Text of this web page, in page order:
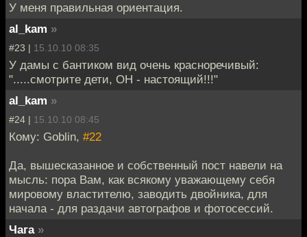
У меня правильная ориентация.
al_kam »
#23 | 15.10.10 08:35
У дамы с бантиком вид очень красноречивый:
".....смотрите дети, ОН - настоящий!!!"
al_kam »
#24 | 15.10.10 08:45
Кому: Goblin, #22
Да, вышесказанное и собственный пост навели на
мысль: пора Вам, как всякому уважающему себя
мировому властителю, заводить двойника, для
начала - для раздачи автографов и фотосессий.
Чага »